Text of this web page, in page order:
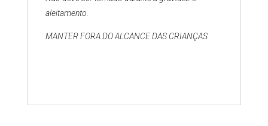
aleitamento.
MANTER FORA DO ALCANCE DAS CRIANÇAS